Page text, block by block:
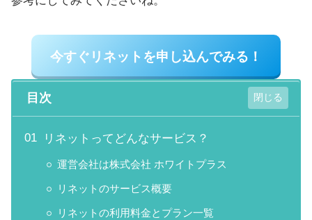
今すぐリネットを申し込んでみる！
目次
リネットってどんなサービス？
運営会社は株式会社 ホワイトプラス
リネットのサービス概要
リネットの利用料金とプラン一覧